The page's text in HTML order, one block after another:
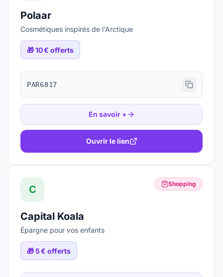
Polaar
Cosmétiques inspirés de l'Arctique
🎁10 € offerts
PAR6817
En savoir +
Ouvrir le lien
C Shopping
Capital Koala
Épargne pour vos enfants
🎁5 € offerts